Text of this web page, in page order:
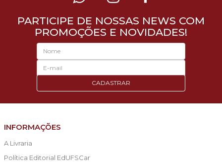
PARTICIPE DE NOSSAS NEWS COM
PROMOÇÕES E NOVIDADES!
CADASTRAR
INFORMAÇÕES
A Livraria
Política Editorial EdUFSCar